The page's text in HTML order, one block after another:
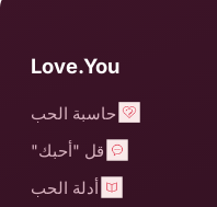
Love.You
حاسبة الحب
قل "أحبك"
أدلة الحب